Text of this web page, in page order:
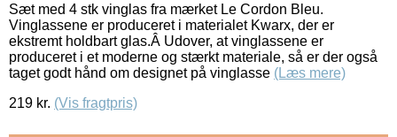
Sæt med 4 stk vinglas fra mærket Le Cordon Bleu.
Vinglassene er produceret i materialet Kwarx, der er
ekstremt holdbart glas.Â Udover, at vinglassene er
produceret i et moderne og stærkt materiale, så er der også
taget godt hånd om designet på vinglasse (Læs mere)
219 kr. (Vis fragtpris)